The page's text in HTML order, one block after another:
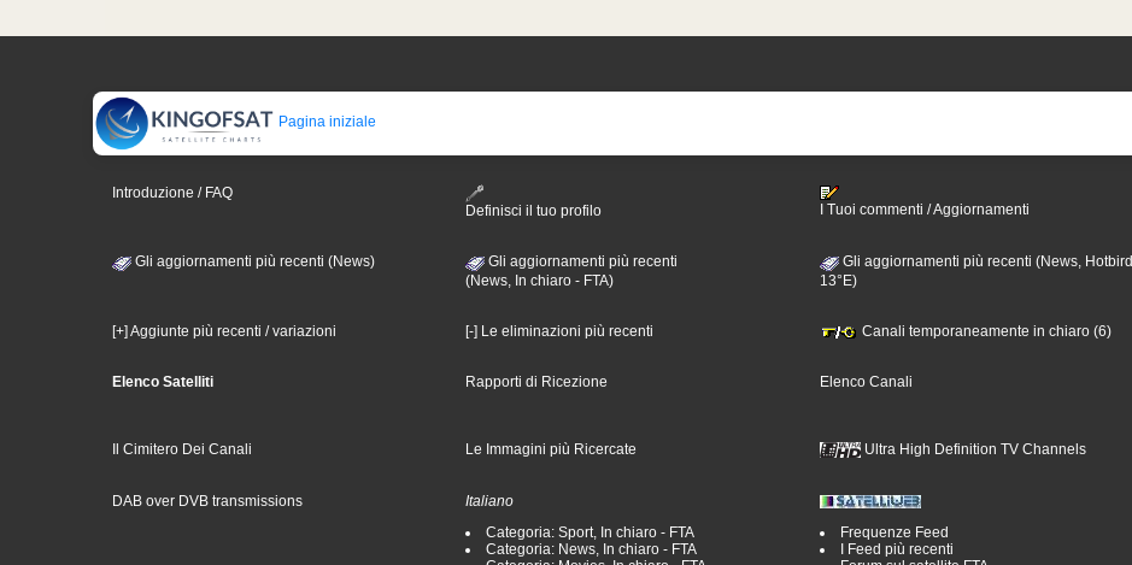
Pagina iniziale
Introduzione / FAQ
Definisci il tuo profilo
I Tuoi commenti / Aggiornamenti
Gli aggiornamenti più recenti (News)
Gli aggiornamenti più recenti
(News, In chiaro - FTA)
Gli aggiornamenti più recenti (News, Hotbird
13°E)
[+] Aggiunte più recenti / variazioni [-] Le eliminazioni più recenti Canali temporaneamente in chiaro (6)
Elenco Satelliti Rapporti di Ricezione Elenco Canali
Il Cimitero Dei Canali Le Immagini più Ricercate Ultra High Definition TV Channels
DAB over DVB transmissions
Italiano
Categoria: Sport, In chiaro - FTA
Categoria: News, In chiaro - FTA
Frequenze Feed
I Feed più recenti